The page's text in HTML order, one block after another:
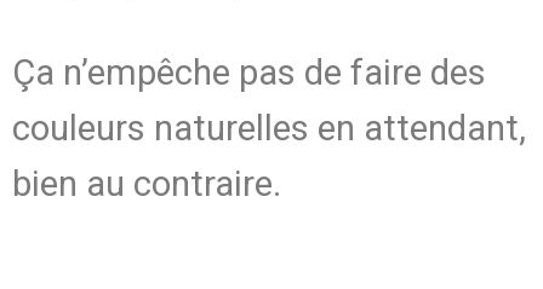
Ça n’empêche pas de faire des
couleurs naturelles en attendant,
bien au contraire.